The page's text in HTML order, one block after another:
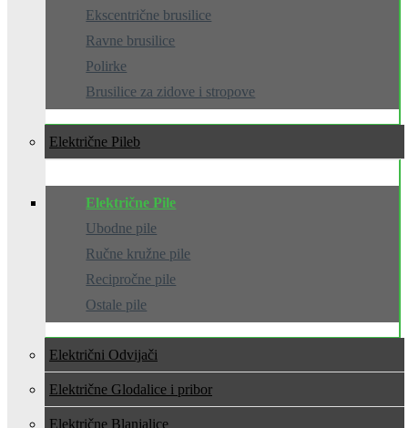
Ekscentrične brusilice
Ravne brusilice
Polirke
Brusilice za zidove i stropove
Električne Pile
Električne Pile
Ubodne pile
Ručne kružne pile
Recipročne pile
Ostale pile
Električni Odvijači
Električne Glodalice i pribor
Električne Blanjalice